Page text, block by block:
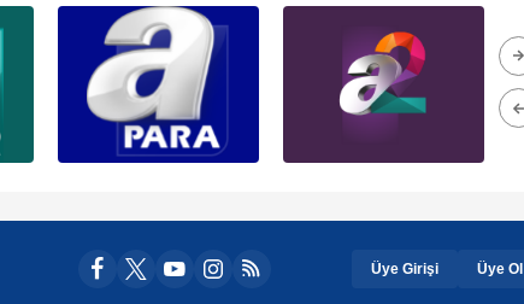
Üye Girişi Üye Ol